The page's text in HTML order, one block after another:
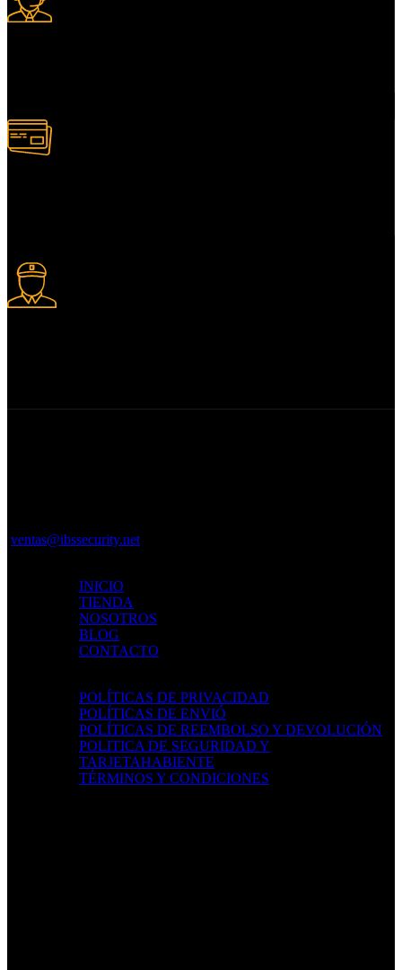
ventas@ibssecurity.net
INICIO
TIENDA
NOSOTROS
BLOG
CONTACTO
POLÍTICAS DE PRIVACIDAD
POLÍTICAS DE ENVIÓ
POLÍTICAS DE REEMBOLSO Y DEVOLUCIÓN
POLITICA DE SEGURIDAD Y
TARJETAHABIENTE
TÉRMINOS Y CONDICIONES